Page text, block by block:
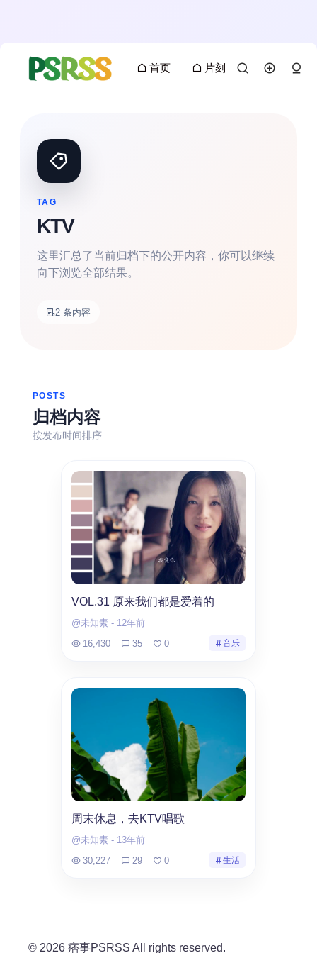
首页 片刻
摄影
TAG
KTV
这里汇总了当前归档下的公开内容，你可以继续
向下浏览全部结果。
2 条内容
POSTS
归档内容
按发布时间排序
VOL.31 原来我们都是爱着的
@未知素 - 12年前
16,430
35 0 音乐
周末休息，去KTV唱歌
@未知素 - 13年前
30,227
29 0 生活
© 2026 痞事PSRSS All rights reserved.